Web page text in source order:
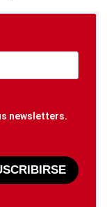
newsletters.